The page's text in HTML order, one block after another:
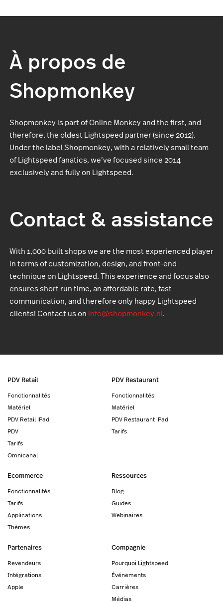
À propos de
Shopmonkey
Shopmonkey is part of Online Monkey and the first, and
therefore, the oldest Lightspeed partner (since 2012).
Under the label Shopmonkey, with a relatively small team
of Lightspeed fanatics, we’ve focused since 2014
exclusively and fully on Lightspeed.
Contact & assistance
With 1,000 built shops we are the most experienced player
in terms of customization, design, and front-end
technique on Lightspeed. This experience and focus also
ensures short run time, an affordable rate, fast
communication, and therefore only happy Lightspeed
clients! Contact us on info@shopmonkey.nl.
PDV Retail
Fonctionnalités
Matériel
PDV Retail iPad
PDV
Tarifs
Omnicanal
PDV Restaurant
Fonctionnalités
Matériel
PDV Restaurant iPad
Tarifs
Ecommerce
Fonctionnalités
Tarifs
Applications
Thèmes
Ressources
Blog
Guides
Webinaires
Partenaires
Revendeurs
Intégrations
Apple
Compagnie
Pourquoi Lightspeed
Événements
Carrières
Médias